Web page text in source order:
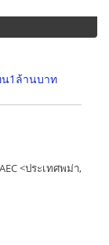
น1ล้านบาท
<ประเทศพม่า,